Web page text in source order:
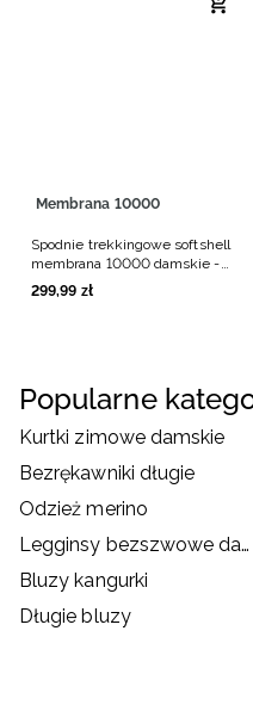
Membrana 10000
Spodnie trekkingowe softshell
membrana 10000 damskie -
czarne
299,99 zł
Popularne
Kurtki zimowe damskie
Bezrękawniki długie
Odzież merino
Legginsy bezszwowe damskie
Bluzy kangurki
Długie bluzy